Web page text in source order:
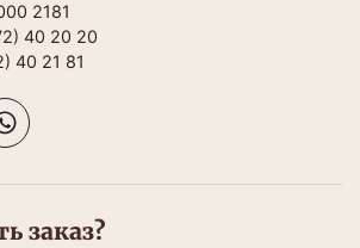
2181
40 20 20
40 21 81
заказ?